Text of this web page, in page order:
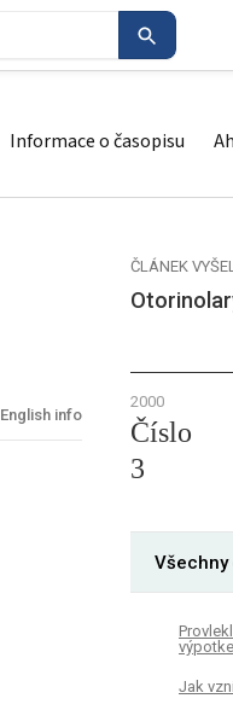
Informace o časopisu
English info
ČLÁNEK
2000
Číslo
3
Jak